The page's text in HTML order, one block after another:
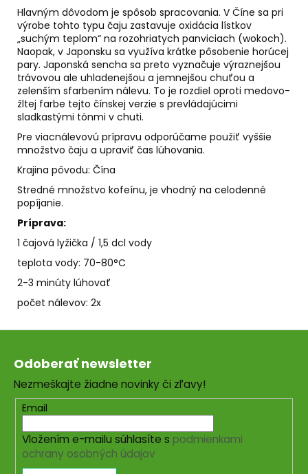
Hlavným dôvodom je spôsob spracovania. V Číne sa pri
výrobe tohto typu čaju zastavuje oxidácia lístkov
„suchým teplom“ na rozohriatych panviciach (wokoch).
Naopak, v Japonsku sa využíva krátke pôsobenie horúcej
pary. Japonská sencha sa preto vyznačuje výraznejšou
trávovou ale uhladenejšou a jemnejšou chuťou a
zelenším sfarbením nálevu. To je rozdiel oproti medovo-
žltej farbe tejto čínskej verzie s prevládajúcimi
sladkastými tónmi v chuti.
Pre viacnálevovú prípravu odporúčame použiť vyššie
množstvo čaju a upraviť čas lúhovania.
Krajina pôvodu: Čína
Stredné množstvo kofeínu, je vhodný na celodenné
popíjanie.
Príprava:
1 čajová lyžička / 1,5 dcl vody
teplota vody: 70-80°C
2-3 minúty lúhovať
počet nálevov: 2x
ALFA
&
OMEGA
€59
Z
Odoberať newsletter
Nezmeškajte žiadne novinky či zľavy!
Email
Vložením e-mailu súhlasíte s podmienkami
ochrany osobných údajov